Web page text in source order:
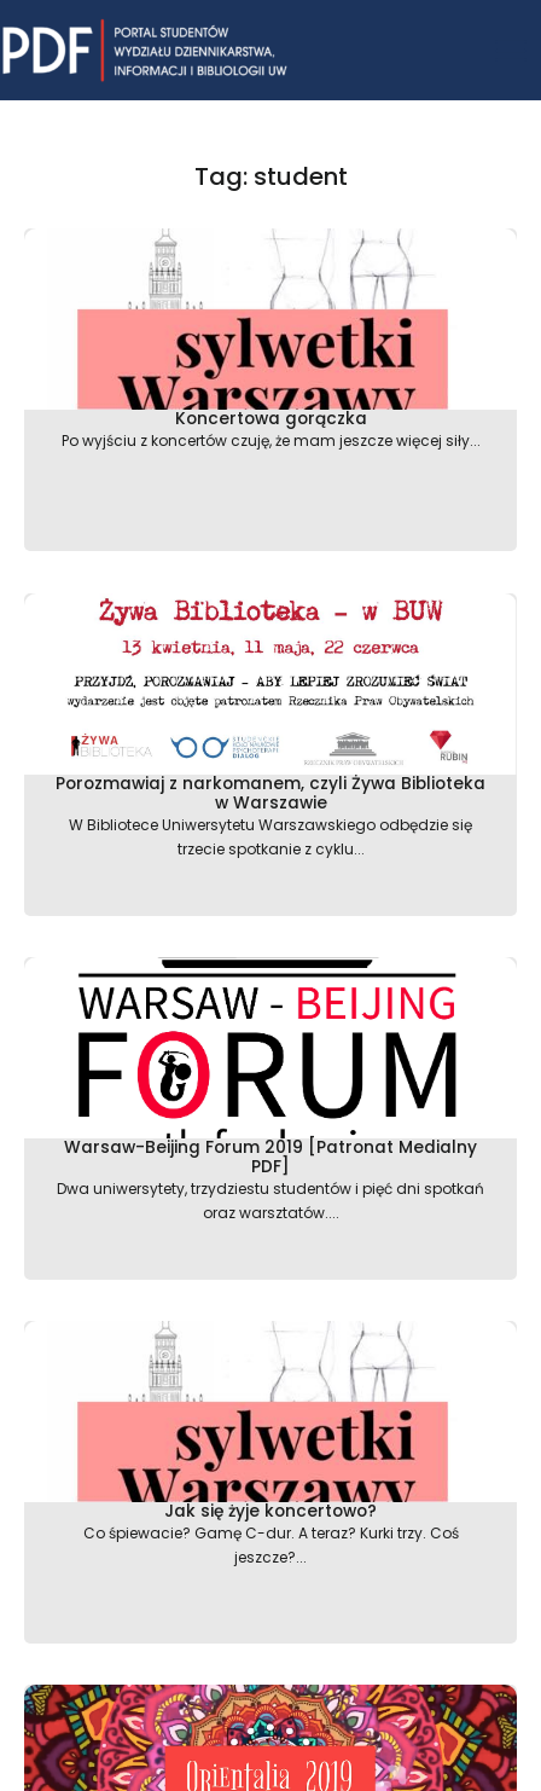
to
content
Tag: student
Koncertowa gorączka
Po wyjściu z koncertów czuję, że mam jeszcze więcej siły...
Porozmawiaj z narkomanem, czyli Żywa Biblioteka
w Warszawie
W Bibliotece Uniwersytetu Warszawskiego odbędzie się
trzecie spotkanie z cyklu...
Warsaw-Beijing Forum 2019 [Patronat Medialny
PDF]
Dwa uniwersytety, trzydziestu studentów i pięć dni spotkań
oraz warsztatów....
Jak się żyje koncertowo?
Co śpiewacie? Gamę C-dur. A teraz? Kurki trzy. Coś
jeszcze?...
StronaStronaStrona